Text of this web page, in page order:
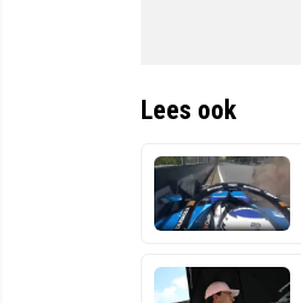
Lees ook